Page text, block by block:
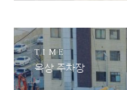
TIME
옥상 주차장